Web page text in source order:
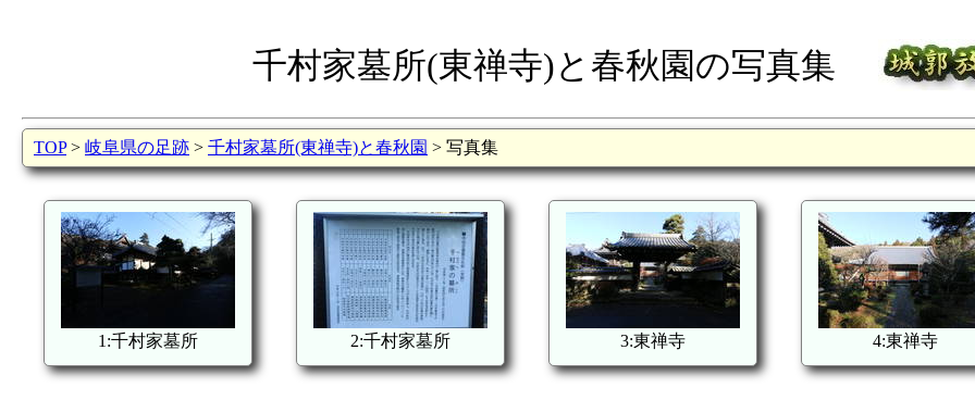
千村家墓所(東禅寺)と春秋園の写真集
TOP> 岐阜県の足跡 > 千村家墓所(東禅寺)と春秋園 > 写真集
1:千村家墓所 2:千村家墓所 3:東禅寺 4:東禅寺